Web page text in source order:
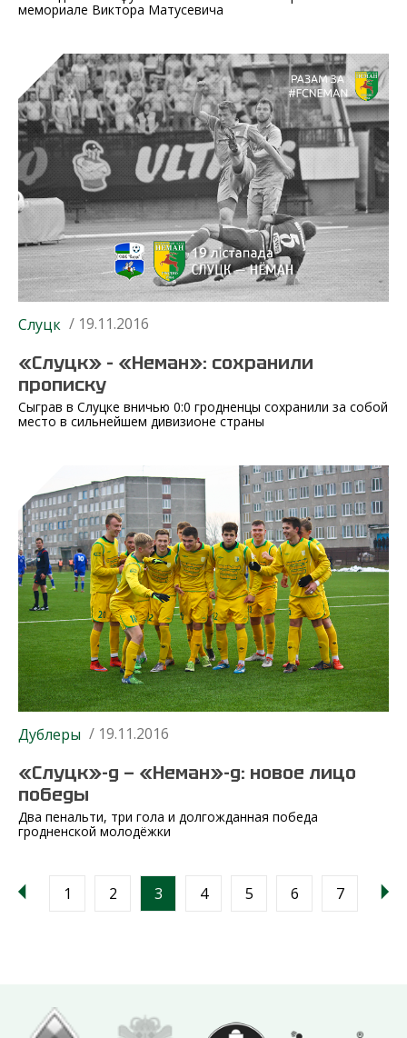
мемориале Виктора Матусевича
Слуцк / 19.11.2016
«Слуцк» – «Неман»: сохранили
прописку
Сыграв в Слуцке вничью 0:0 гродненцы сохранили за собой
место в сильнейшем дивизионе страны
Дублеры / 19.11.2016
«Слуцк»-д — «Неман»-д: новое лицо
победы
Два пенальти, три гола и долгожданная победа
гродненской молодёжки
1 2 3 4 5 6 7